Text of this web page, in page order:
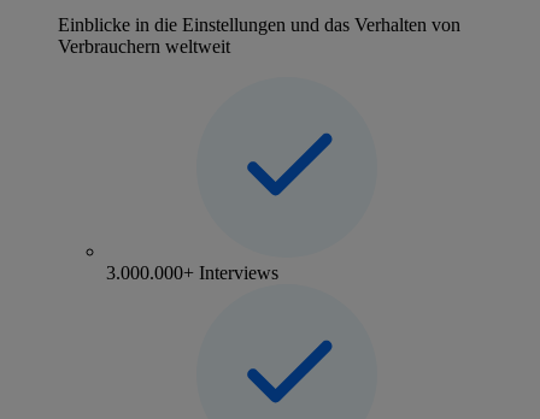
Einblicke in die Einstellungen und das Verhalten von
Verbrauchern weltweit
3.000.000+ Interviews